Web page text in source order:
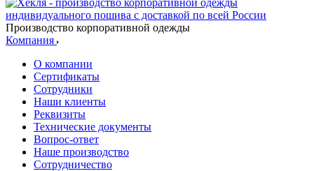
Производство корпоративной одежды
Компания
О компании
Сертификаты
Сотрудники
Наши клиенты
Реквизиты
Технические документы
Вопрос-ответ
Наше производство
Сотрудничество